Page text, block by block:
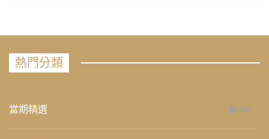
熱門分類
當期精選 658